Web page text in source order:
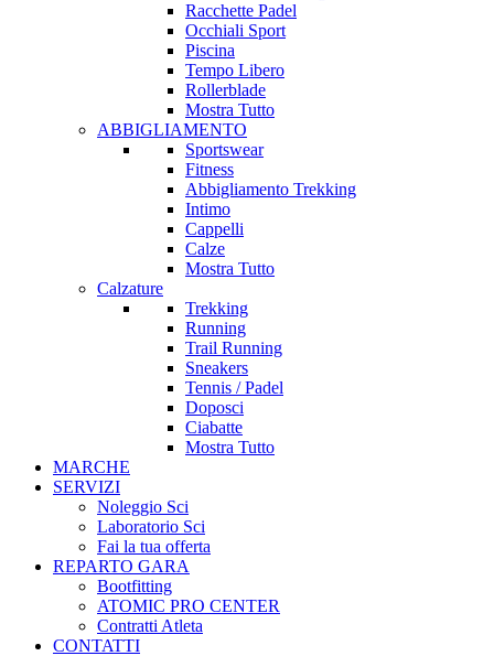
Racchette Padel
Occhiali Sport
Piscina
Tempo Libero
Rollerblade
Mostra Tutto
ABBIGLIAMENTO
Sportswear
Fitness
Abbigliamento Trekking
Intimo
Cappelli
Calze
Mostra Tutto
Calzature
Trekking
Running
Trail Running
Sneakers
Tennis / Padel
Doposci
Ciabatte
Mostra Tutto
MARCHE
SERVIZI
Noleggio Sci
Laboratorio Sci
Fai la tua offerta
REPARTO GARA
Bootfitting
ATOMIC PRO CENTER
Contratti Atleta
CONTATTI